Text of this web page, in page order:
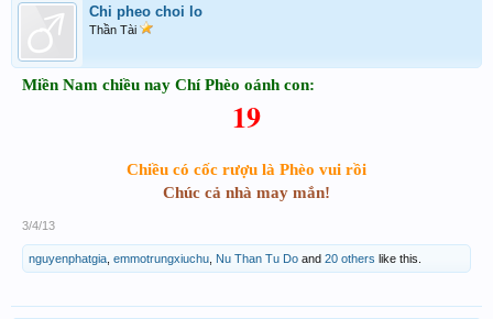
Chi pheo choi lo
Thần Tài
Miền Nam chiều nay Chí Phèo oánh con:
19
Chiều có cốc rượu là Phèo vui rồi
Chúc cả nhà may mắn!
3/4/13
nguyenphatgia emmotrungxiuchu Nu Than Tu Do and 20 others like this.